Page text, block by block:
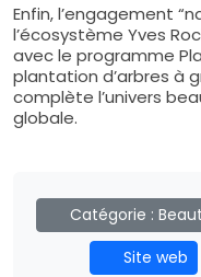
Enfin, l’engagement
l’écosystème Yves
avec le programme
plantation d’arbres à
complète l’univers
globale.
Catégorie :
Site web